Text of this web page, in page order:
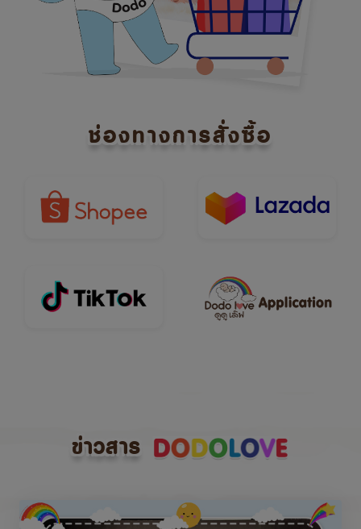
ช่องทางการสั่งซื้อ
ข่าวสาร